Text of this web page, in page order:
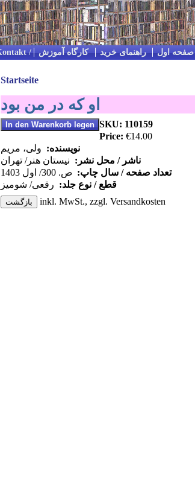
صفحه اول راهنمای خرید کارگاه آموزش
Startseite
او که در من بود
SKU: 110159
Price: €14.00
نویسنده: ولی، مریم
ناشر / محل نشر: نیستان هنر/ تهران
تعداد صفحه / سال چاپ: ص. 300/ اول 1403
قطع / نوع جلد: رقعی/ شومیز
inkl. MwSt., zzgl. Versandkosten